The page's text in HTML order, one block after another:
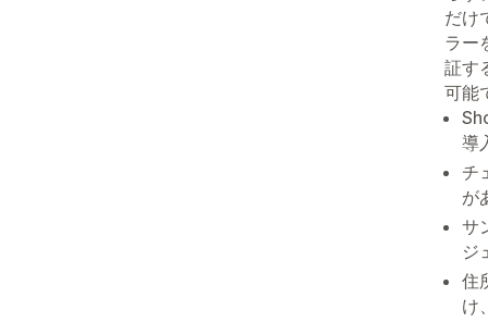
だけ
ラー
証す
可能
導
チ
が
サ
ジ
住
け